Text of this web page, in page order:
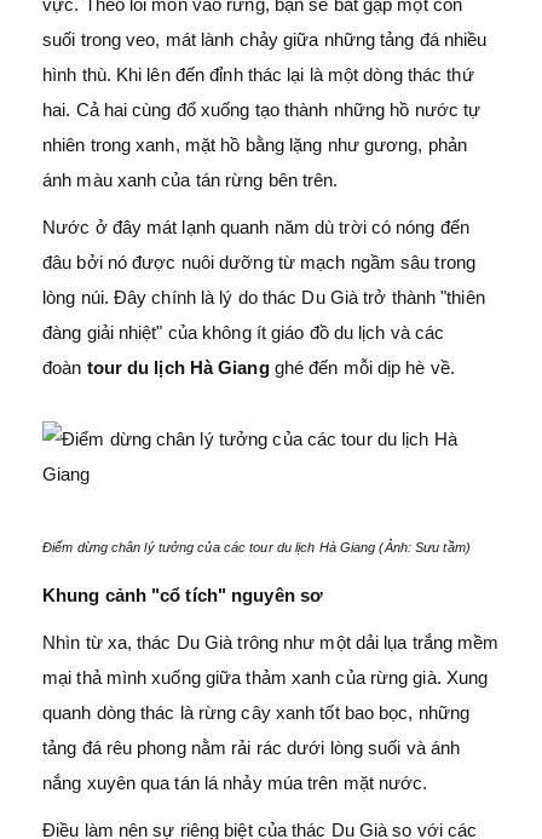
vực. Theo lối mòn vào rừng, bạn sẽ bắt gặp một con
suối trong veo, mát lành chảy giữa những tảng đá nhiều
hình thù. Khi lên đến đỉnh thác lại là một dòng thác thứ
hai. Cả hai cùng đổ xuống tạo thành những hồ nước tự
nhiên trong xanh, mặt hồ bằng lặng như gương, phản
ánh màu xanh của tán rừng bên trên.
Nước ở đây mát lạnh quanh năm dù trời có nóng đến
đâu bởi nó được nuôi dưỡng từ mạch ngầm sâu trong
lòng núi. Đây chính là lý do thác Du Già trở thành "thiên
đàng giải nhiệt" của không ít giáo đồ du lịch và các
đoàn tour du lịch Hà Giang ghé đến mỗi dịp hè về.
Điểm dừng chân lý tưởng của các tour du lịch Hà Giang (Ảnh: Sưu tầm)
Khung cảnh "cổ tích" nguyên sơ
Nhìn từ xa, thác Du Già trông như một dải lụa trắng mềm
mại thả mình xuống giữa thảm xanh của rừng già. Xung
quanh dòng thác là rừng cây xanh tốt bao bọc, những
tảng đá rêu phong nằm rải rác dưới lòng suối và ánh
nắng xuyên qua tán lá nhảy múa trên mặt nước.
Điều làm nên sự riêng biệt của thác Du Già so với các